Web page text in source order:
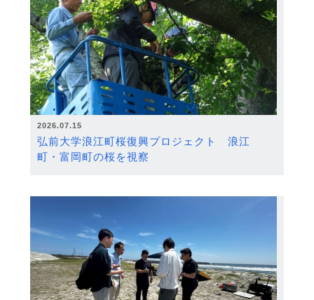
2026.07.15
弘前大学浪江町桜復興プロジェクト 浪江
町・富岡町の桜を視察